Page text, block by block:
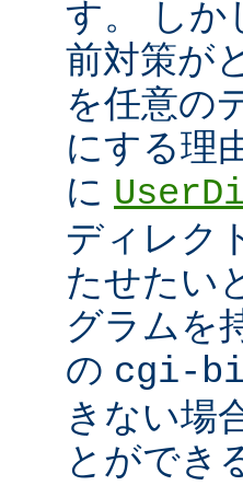
す。 しか
前対策が
を任意の
にする理
に
ディレク
たせたい
グラムを
の cgi-
きない場
とができ